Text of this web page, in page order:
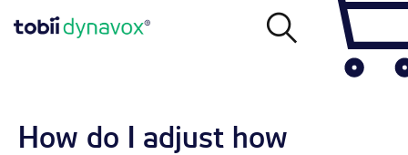
How do I adjust how